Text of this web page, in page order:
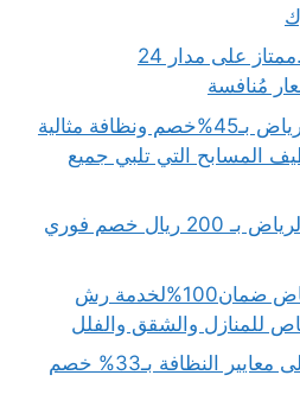
كهربائي منازل بالرياض..ممتاز على مدار 24
شركة تنظيف مسابح بالرياض بـ45%خصم ونظافة مثالية
المسابح التي تلبي جميع
شركة تنظيف مجالس بالرياض بـ 200 ريال خصم فوري
شركة رش مبيدات بالرياض ضمان100%لخدمة رش
شركة تنظيف بعفيف أعلى معايير النظافة بـ33% خصم